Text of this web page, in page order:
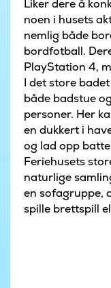
Liker dere å
noen i husets
nemlig både
bordfotball.
PlayStation 4,
I det store
både badstue
personer. Her
en dukkert i
og lad opp
Feriehusets
naturlige
en sofagruppe,
spille brettspill
kan man diske
sammen.